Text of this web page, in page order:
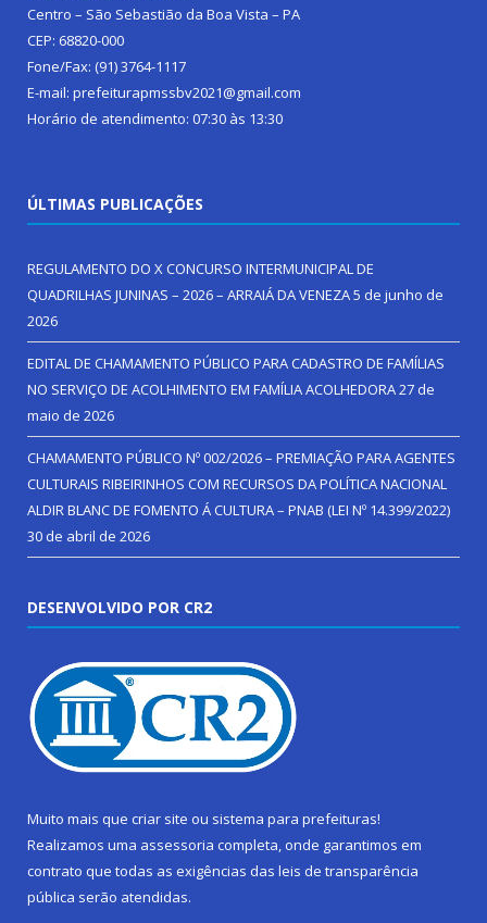
Centro – São Sebastião da Boa Vista – PA
CEP: 68820-000
Fone/Fax: (91) 3764-1117
E-mail: prefeiturapmssbv2021@gmail.com
Horário de atendimento: 07:30 às 13:30
ÚLTIMAS PUBLICAÇÕES
REGULAMENTO DO X CONCURSO INTERMUNICIPAL DE
QUADRILHAS JUNINAS – 2026 – ARRAIÁ DA VENEZA5 de junho de
2026
EDITAL DE CHAMAMENTO PÚBLICO PARA CADASTRO DE FAMÍLIAS
NO SERVIÇO DE ACOLHIMENTO EM FAMÍLIA ACOLHEDORA27 de
maio de 2026
CHAMAMENTO PÚBLICO Nº 002/2026 – PREMIAÇÃO PARA AGENTES
CULTURAIS RIBEIRINHOS COM RECURSOS DA POLÍTICA NACIONAL
ALDIR BLANC DE FOMENTO Á CULTURA – PNAB (LEI Nº 14.399/2022)
30 de abril de 2026
DESENVOLVIDO POR CR2
Muito mais que criar site ou sistema para prefeituras!
Realizamos uma assessoria completa, onde garantimos em
contrato que todas as exigências das leis de transparência
pública serão atendidas.